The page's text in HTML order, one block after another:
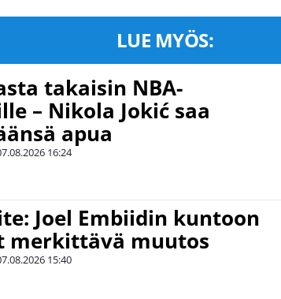
LUE MYÖS:
takaisin NBA-
– Nikola Jokić saa
apua
16:24
Joel Embiidin kuntoon
merkittävä muutos
15:40